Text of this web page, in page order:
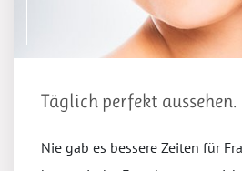
Täglich perfekt aussehen.
Nie gab es bessere Zeiten für